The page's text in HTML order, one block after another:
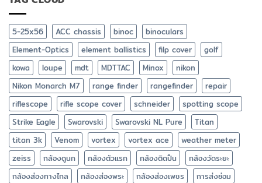
Element
ทดสอบ
ส่อง
ทาง
ไกล
8×42
ราคา
ไม่
แพง
5-25x56 ACC chassis binoc
binoculars
Element-Optics
element ballistics filp cover
golf
kowa
loupe mdt MDTTAC Minox
nikon
Nikon Monarch M7
range finder rangefinder
repair
riflescope
rifle scope cover schneider
spotting scope
Strike Eagle
Swarovski Swarovski NL Pure
Titan
titan 3k
Venom vortex vortex ace
weather meter
zeiss
กล้องดูนก กล้องตัวแรก กล้องติดปืน
กล้องวัดระยะ
กล้องส่องทางไกล
กล้องส่องพระ กล้องส่องเพชร
การส่งซ่อม